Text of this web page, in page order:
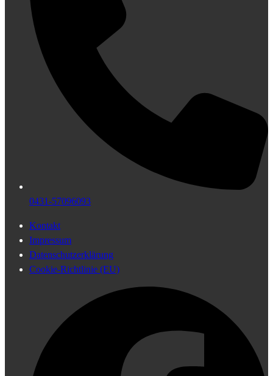
0431-57096093
Kontakt
Impressum
Datenschutzerklärung
Cookie-Richtlinie (EU)